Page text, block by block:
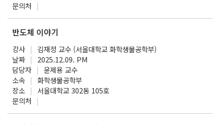
문의처
반도체 이야기
강사
김재정 교수 (서울대학교 화학생물공학부)
날짜
2025.12.09. PM
담당자
윤제용 교수
소속
화학생물공학부
장소
서울대학교 302동 105호
문의처